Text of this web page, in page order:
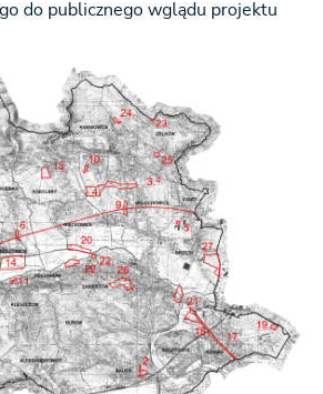
do publicznego wglądu projektu